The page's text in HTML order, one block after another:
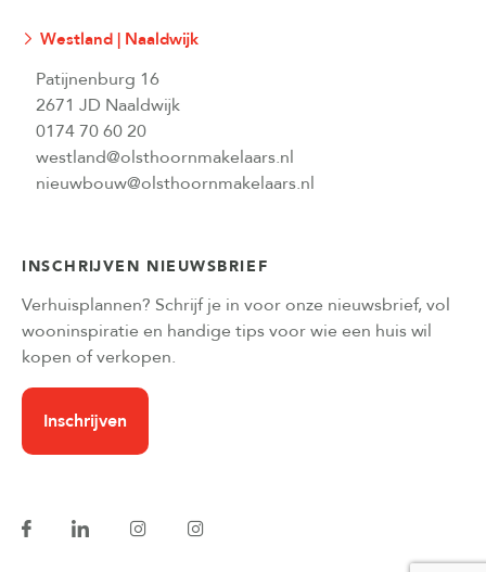
Westland | Naaldwijk
Patijnenburg 16
2671 JD Naaldwijk
0174 70 60 20
westland@olsthoornmakelaars.nl
nieuwbouw@olsthoornmakelaars.nl
INSCHRIJVEN NIEUWSBRIEF
Verhuisplannen? Schrijf je in voor onze nieuwsbrief, vol
wooninspiratie en handige tips voor wie een huis wil
kopen of verkopen.
Inschrijven